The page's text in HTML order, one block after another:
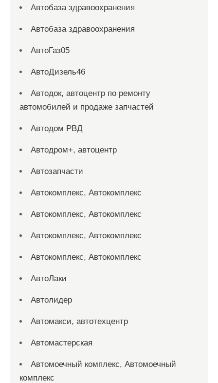
Автобаза здравоохранения
Автобаза здравоохранения
АвтоГаз05
АвтоДизель46
Автодок, автоцентр по ремонту
автомобилей и продаже запчастей
Автодом РВД
Автодром+, автоцентр
Автозапчасти
Автокомплекс, Автокомплекс
Автокомплекс, Автокомплекс
Автокомплекс, Автокомплекс
Автокомплекс, Автокомплекс
АвтоЛаки
Автолидер
Автомакси, автотехцентр
Автомастерская
Автомоечный комплекс, Автомоечный
комплекс